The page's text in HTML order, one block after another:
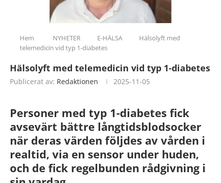
Hem NYHETER E-HÄLSA
Hälsolyft med
telemedicin vid typ 1-diabetes
Hälsolyft med telemedicin vid typ 1-diabetes
Publicerat av: Redaktionen 2025-11-05
Personer med typ 1-diabetes fick
avsevärt bättre långtidsblodsocker
när deras värden följdes av vården i
realtid, via en sensor under huden,
och de fick regelbunden rådgivning i